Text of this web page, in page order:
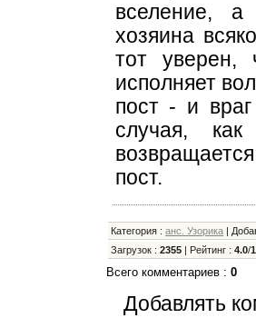
вселение, а
хозяина
тот
исполняет
пост - и
случая,
пост.
Категория :анс. Узорика
Загрузок :2355 Рейтинг :4.0/1
Всего комментариев :0
Добавлять